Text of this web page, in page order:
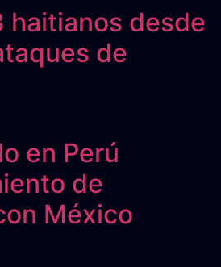
haitianos desde
de
en Perú
de
México